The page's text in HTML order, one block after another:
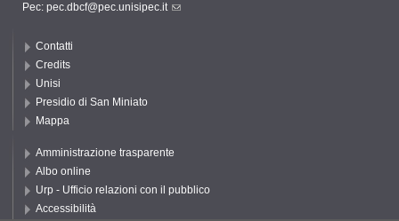
Pec: pec.dbcf@pec.unisipec.it
Contatti
Credits
Unisi
Presidio di San Miniato
Mappa
Amministrazione trasparente
Albo online
Urp - Ufficio relazioni con il pubblico
Accessibilità